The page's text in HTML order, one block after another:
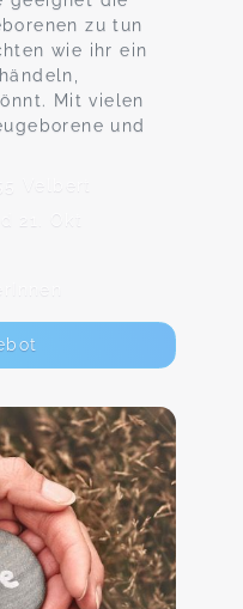
zu tun
wie ihr ein
Mit vielen
und
Velbert
21. Okt